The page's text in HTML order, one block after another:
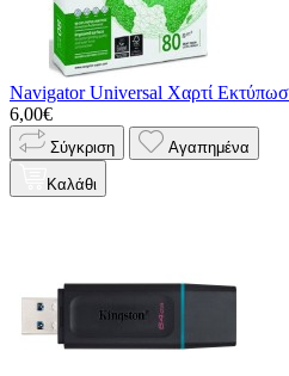
Navigator Universal Χαρτί
6,00€
Σύγκριση Αγαπημένα
Καλάθι